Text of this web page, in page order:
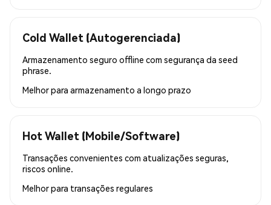
Cold Wallet (Autogerenciada)
Armazenamento seguro offline com segurança da seed
phrase.
Melhor para armazenamento a longo prazo
Hot Wallet (Mobile/Software)
Transações convenientes com atualizações seguras,
riscos online.
Melhor para transações regulares